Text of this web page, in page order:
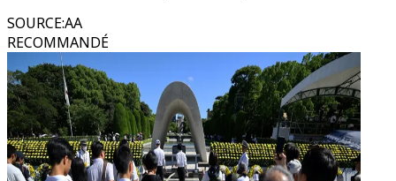
SOURCE:AA
RECOMMANDÉ